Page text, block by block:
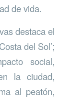
de vida.
destaca el
del Sol’;
social,
la ciudad,
al peatón,